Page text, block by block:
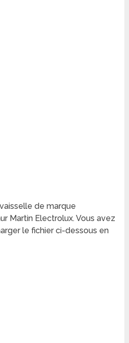
de marque
Martin Electrolux. Vous avez
le fichier ci-dessous en